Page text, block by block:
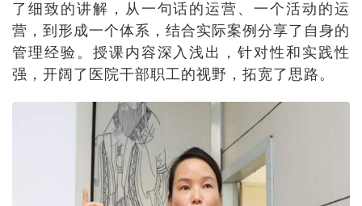
了细致的讲解，从一句话的运营、一个活动的运
营，到形成一个体系，结合实际案例分享了自身的
管理经验。授课内容深入浅出，针对性和实践性
强，开阔了医院干部职工的视野，拓宽了思路。